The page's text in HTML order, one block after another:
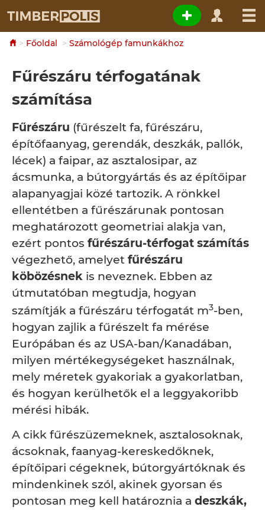
Főoldal Számológép famunkákhoz
Fűrészáru térfogatának
számítása
Fűrészáru (fűrészelt fa, fűrészáru,
építőfaanyag, gerendák, deszkák, pallók,
lécek) a faipar, az asztalosipar, az
ácsmunka, a bútorgyártás és az építőipar
alapanyagjai közé tartozik. A rönkkel
ellentétben a fűrészárunak pontosan
meghatározott geometriai alakja van,
ezért pontos fűrészáru-térfogat számítás
végezhető, amelyet fűrészáru
köbözésnek is neveznek. Ebben az
útmutatóban megtudja, hogyan
számítják a fűrészáru térfogatát m3-ben,
hogyan zajlik a fűrészelt fa mérése
Európában és az USA-ban/Kanadában,
milyen mértékegységeket használnak,
mely méretek gyakoriak a gyakorlatban,
és hogyan kerülhetők el a leggyakoribb
mérési hibák.
A cikk fűrészüzemeknek, asztalosoknak,
ácsoknak, faanyag-kereskedőknek,
építőipari cégeknek, bútorgyártóknak és
mindenkinek szól, akinek gyorsan és
pontosan meg kell határoznia a deszkák,